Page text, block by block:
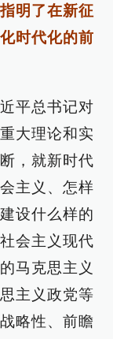
明了在新征
时代化的前
平总书记对
大理论和实
，就新时代
主义、怎样
设什么样的
会主义现代
马克思主义
主义政党等
略性、前瞻